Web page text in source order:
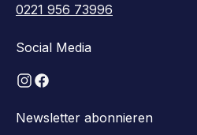
0221 956 73996
Social Media
Newsletter abonnieren